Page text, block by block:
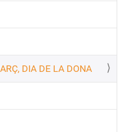
DIA DE LA DONA